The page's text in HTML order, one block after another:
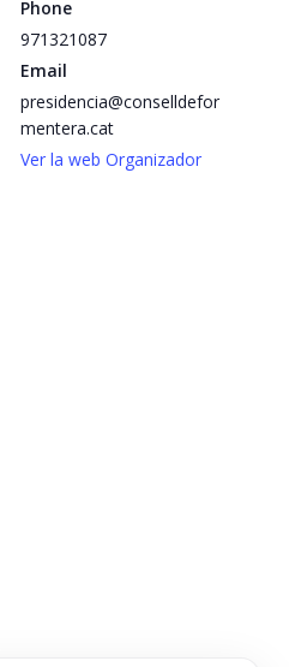
Phone
971321087
Email
presidencia@conselldefor
mentera.cat
Ver la web Organizador